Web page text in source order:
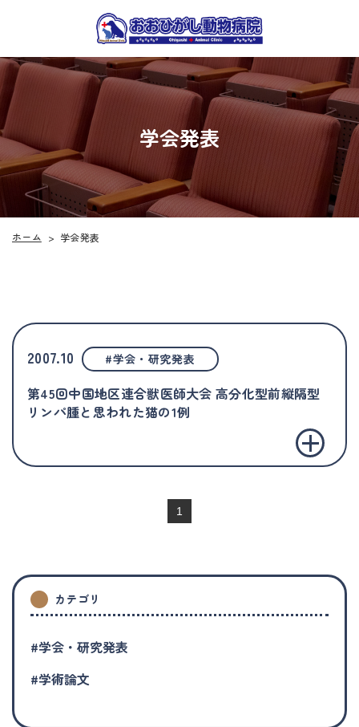
学会発表
ホーム > 学会発表
カテゴリ
#学会・研究発表
#学術論文
2007.10 #学会・研究発表
第45回中国地区連合獣医師大会 高分化型前縦隔型
リンパ腫と思われた猫の1例
1